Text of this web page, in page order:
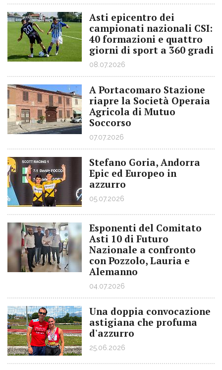
Asti epicentro dei
campionati nazionali CSI:
40 formazioni e quattro
giorni di sport a 360 gradi
08.07.2026
A Portacomaro Stazione
riapre la Società Operaia
Agricola di Mutuo
Soccorso
07.07.2026
Stefano Goria, Andorra
Epic ed Europeo in
azzurro
05.07.2026
Esponenti del Comitato
Asti 10 di Futuro
Nazionale a confronto
con Pozzolo, Lauria e
Alemanno
04.07.2026
Una doppia convocazione
astigiana che profuma
d'azzurro
25.06.2026